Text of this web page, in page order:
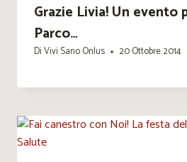
Grazie Livia! Un evento
Parco…
DiVivi Sano Onlus 20 Ottobre 2014